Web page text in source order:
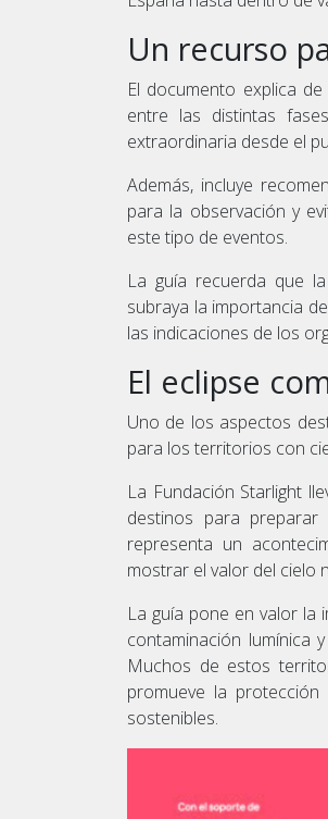
Un recurso
El documento explica
entre las distintas
extraordinaria desde el
Además, incluye
para la observación y
este tipo de eventos.
La guía recuerda que
subraya la importancia
las indicaciones de los
El eclipse
Uno de los aspectos
para los territorios con
La Fundación Starlight
destinos para
representa un
mostrar el valor del cielo
La guía pone en valor la
contaminación lumínica
Muchos de estos
promueve la
sostenibles.